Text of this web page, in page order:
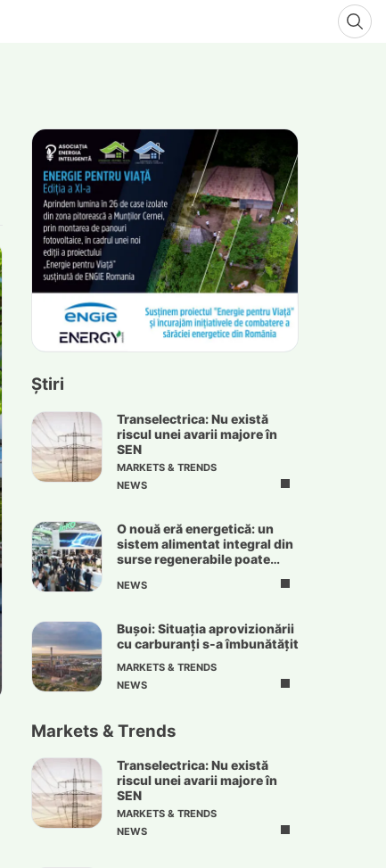
Știri
Transelectrica: Nu există
riscul unei avarii majore în
SEN
MARKETS & TRENDS
NEWS
O nouă eră energetică: un
sistem alimentat integral din
surse regenerabile poate
NEWS
Bușoi: Situația aprovizionării
cu carburanți s-a îmbunătățit
MARKETS & TRENDS
NEWS
Markets & Trends
Transelectrica: Nu există
riscul unei avarii majore în
SEN
MARKETS & TRENDS
NEWS